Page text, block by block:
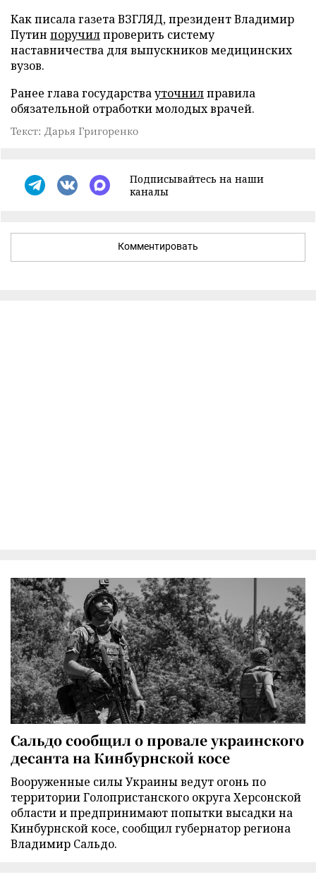
Как писала газета ВЗГЛЯД, президент Владимир
Путин поручилпроверить систему
наставничества для выпускников медицинских
вузов.
Ранее глава государствауточнилправила
обязательной отработки молодых врачей.
Текст: Дарья Григоренко
Подписывайтесь на наши
каналы
Комментировать
Сальдо сообщил о провале украинского
десанта на Кинбурнской косе
Вооруженные силы Украины ведут огонь по
территории Голопристанского округа Херсонской
области и предпринимают попытки высадки на
Кинбурнской косе, сообщил губернатор региона
Владимир Сальдо.